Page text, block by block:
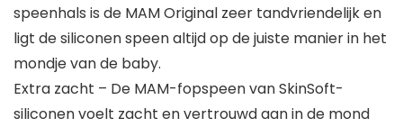
speenhals is de MAM Original zeer tandvriendelijk en
ligt de siliconen speen altijd op de juiste manier in het
mondje van de baby.
Extra zacht – De MAM-fopspeen van SkinSoft-
siliconen voelt zacht en vertrouwd aan in de mond